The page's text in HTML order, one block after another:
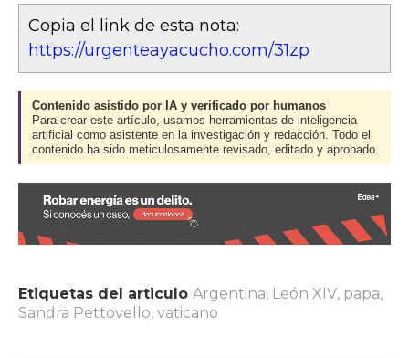
Copia el link de esta nota:
https://urgenteayacucho.com/31zp
Contenido asistido por IA y verificado por humanos
Para crear este artículo, usamos herramientas de inteligencia
artificial como asistente en la investigación y redacción. Todo el
contenido ha sido meticulosamente revisado, editado y aprobado.
Etiquetas del articulo Argentina, León XIV, papa,
Sandra Pettovello, vaticano